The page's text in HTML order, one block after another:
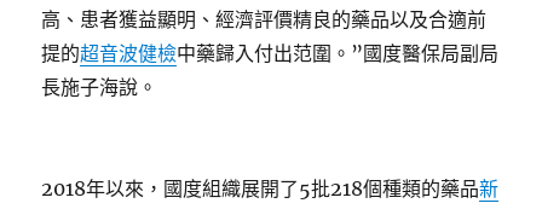
高、患者獲益顯明、經濟評價精良的藥品以及合適前
提的超音波健檢中藥歸入付出范圍。”國度醫保局副局
長施子海說。
2018年以來，國度組織展開了5批218個種類的藥品新